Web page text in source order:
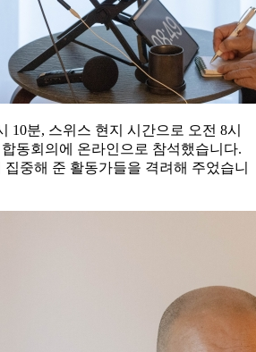
10분, 스위스 현지 시간으로 오전 8시
동회의에 온라인으로 참석했습니다.
중해 준 활동가들을 격려해 주었습니